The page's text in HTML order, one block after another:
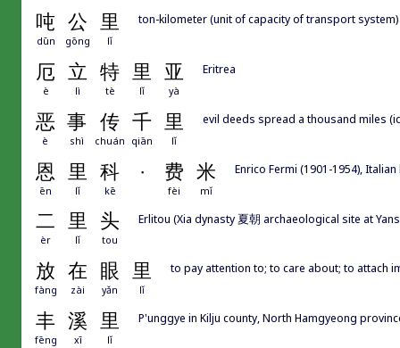
吨 公 里
dūn gōng lǐ
ton-kilometer (unit of capacity of transport system)
厄 立 特 里 亚
è lì tè lǐ yà
Eritrea
恶 事 传 千 里
è shì chuán qiān lǐ
evil deeds spread a thousand miles
恩 里 科 · 费 米
ēn lǐ kē fèi mǐ
Enrico Fermi (1901-1954),
二 里 头
èr lǐ tou
Erlitou (Xia dynasty 夏朝 archaeological site at
放 在 眼 里
fàng zài yǎn lǐ
to pay attention to; to care about; to attach
丰 溪 里
fēng xī lǐ
P'unggye in Kilju county, North Hamgyeong